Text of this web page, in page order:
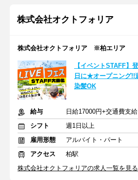
株式会社オクトフォリア
株式会社オクトフォリア ※柏エリア
【イベントSTAFF】
日に★オープニング!!
染髪OK
給与
日給17000円+交通費支給
シフト
週1日以上
雇用形態
アルバイト・パート
アクセス
柏駅
株式会社オクトフォリアの求人一覧を見る